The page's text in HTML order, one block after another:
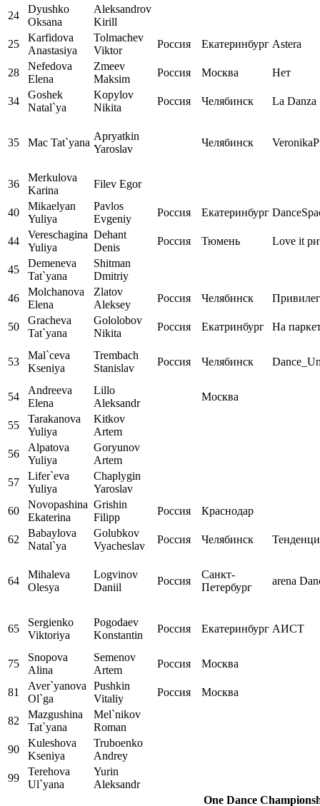
24
Dyushko
Oksana
Aleksandrov
Kirill
25
Karfidova
Anastasiya
Tolmachev
Viktor
Россия Екатеринбург Astera
28
Nefedova
Elena
Zmeev
Maksim
Россия Москва Нет
34
Goshek
Natal`ya
Kopylov
Nikita
Россия Челябинск La Danza
35 Mac Tat`yana
Apryatkin
Yaroslav
Челябинск
36
Merkulova
Karina
Filev Egor
40
Mikaelyan
Yuliya
Pavlos
Evgeniy
Россия Екатеринбург
44
Vereschagina
Yuliya
Dehant
Denis
Россия Тюмень Love it
45
Demeneva
Tat`yana
Shitman
Dmitriy
46
Molchanova
Elena
Zlatov
Aleksey
Россия Челябинск
50
Gracheva
Tat`yana
Gololobov
Nikita
Россия Екатринбург На
53
Mal`ceva
Kseniya
Trembach
Stanislav
Россия Челябинск
54
Andreeva
Elena
Lillo
Aleksandr
Москва
55
Tarakanova
Yuliya
Kitkov
Artem
56
Alpatova
Yuliya
Goryunov
Artem
57
Lifer`eva
Yuliya
Chaplygin
Yaroslav
60
Novopashina
Ekaterina
Grishin
Filipp
Россия Краснодар
62
Babaylova
Natal`ya
Golubkov
Vyacheslav
Россия Челябинск
64
Mihaleva
Olesya
Logvinov
Daniil
Россия
Санкт-
Петербург
arena
65
Sergienko
Viktoriya
Pogodaev
Konstantin
Россия Екатеринбург АИСТ
75
Snopova
Alina
Semenov
Artem
Россия Москва
81
Aver`yanova
Ol`ga
Pushkin
Vitaliy
Россия Москва
82
Mazgushina
Tat`yana
Mel`nikov
Roman
90
Kuleshova
Kseniya
Truboenko
Andrey
99
Terehova
Ul`yana
Yurin
Aleksandr
One Dance